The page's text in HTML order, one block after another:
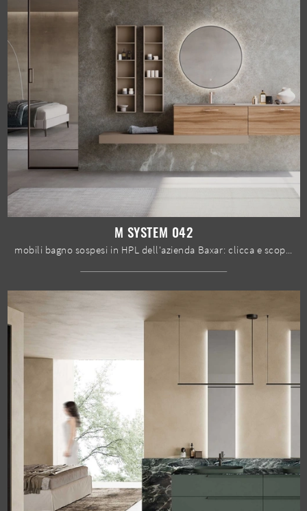
M SYSTEM 042
mobili bagno sospesi in HPL dell'azienda Baxar: clicca e scopri l'arredo bagno moderno M System 042 per il tuo bagno.